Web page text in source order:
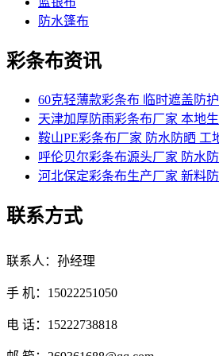
防水篷布
彩条布资讯
60克轻薄款彩条布 临时遮盖防
天津加厚防雨彩条布厂家 本地
鞍山PE彩条布厂家 防水防晒 工
呼伦贝尔彩条布源头厂家 防水
河北保定彩条布生产厂家 新料
联系方式
联系人：孙经理
手 机：15022251050
电 话：15222738818